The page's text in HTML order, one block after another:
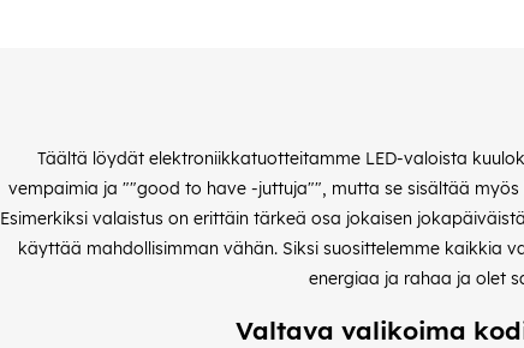
Täältä löydät elektroniikkatuotteitamme LED-valoista
vempaimia ja ""good to have -juttuja"", mutta se sisältää
Esimerkiksi valaistus on erittäin tärkeä osa jokaisen
käyttää mahdollisimman vähän. Siksi suosittelemme kaikkia
energiaa ja rahaa ja olet
Valtava valikoima